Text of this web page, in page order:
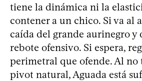
tiene la dinámica ni la
contener a un chico. Si va al
caída del grande aurinegro y
rebote ofensivo. Si espera,
perimetral que ofende. Al no
pivot natural, Aguada está